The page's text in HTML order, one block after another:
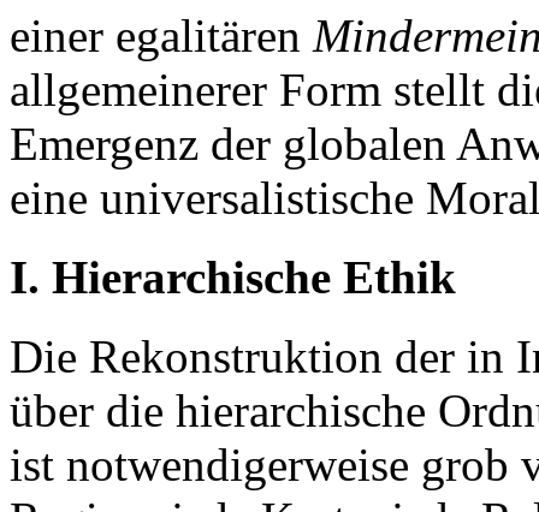
einer egalitären
allgemeinerer Form stellt
Emergenz der globalen
eine universalistische
I. Hierarchische Ethik
Die Rekonstruktion der in
über die hierarchische
ist notwendigerweise grob